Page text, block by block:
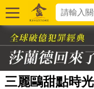
三麗鷗甜點時